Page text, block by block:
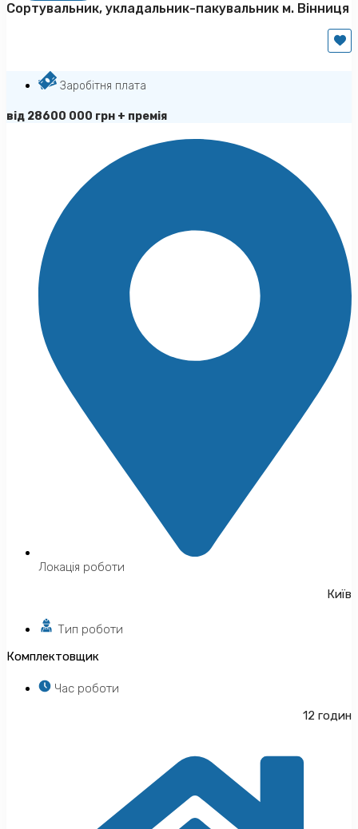
Сортувальник, укладальник-пакувальник м. Вінниця
Заробітня плата
від 28600 000 грн + премія
Локація роботи
Київ
Тип роботи
Комплектовщик
Час роботи
12 годин